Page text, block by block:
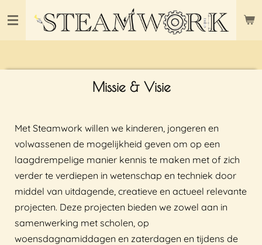
Ga
Missie & Visie
Met Steamwork willen we kinderen, jongeren en
volwassenen de mogelijkheid geven om op een
laagdrempelige manier kennis te maken met of zich
verder te verdiepen in wetenschap en techniek door
middel van uitdagende, creatieve en actueel relevante
projecten. Deze projecten bieden we zowel aan in
samenwerking met scholen, op
woensdagnamiddagen en zaterdagen en tijdens de